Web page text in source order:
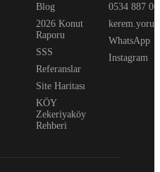
Blog
2026 Konut
Raporu
SSS
Referanslar
Site Haritası
KÖY
Zekeriyaköy
Rehberi
0534 887
WhatsApp
Instagram